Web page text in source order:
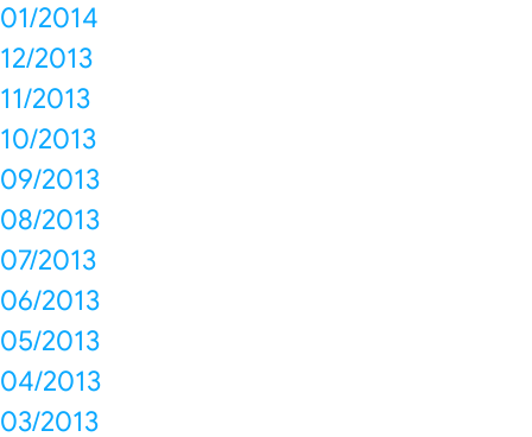
01/2014
12/2013
11/2013
10/2013
09/2013
08/2013
07/2013
06/2013
05/2013
04/2013
03/2013